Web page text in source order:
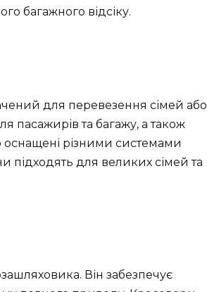
багажного відсіку.
для перевезення сімей або
пасажирів та багажу, а також
оснащені різними системами
для великих сімей та
Він забезпечує